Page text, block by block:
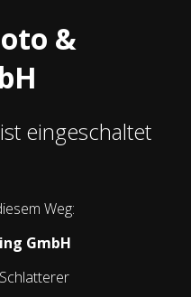
&
eingeschaltet
Weg:
GmbH